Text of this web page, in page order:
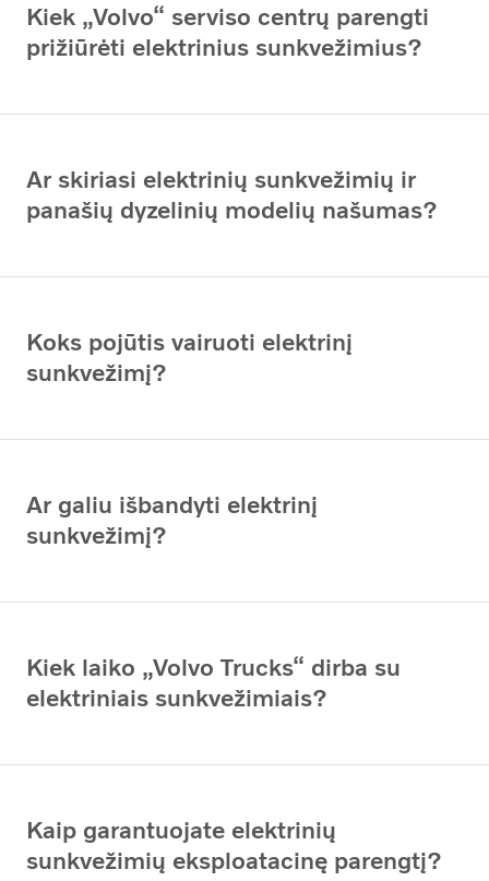
Kiek „Volvo“ serviso centrų parengti
prižiūrėti elektrinius sunkvežimius?
Ar skiriasi elektrinių sunkvežimių ir
panašių dyzelinių modelių našumas?
Koks pojūtis vairuoti elektrinį
sunkvežimį?
Ar galiu išbandyti elektrinį
sunkvežimį?
Kiek laiko „Volvo Trucks“ dirba su
elektriniais sunkvežimiais?
Kaip garantuojate elektrinių
sunkvežimių eksploatacinę parengtį?